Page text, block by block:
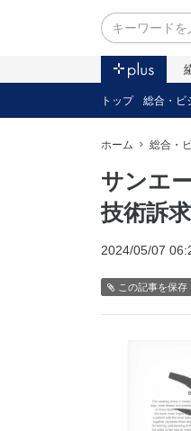
トップ 総合・ビ
ホーム 総合・
サンエ
技術訴求
2024/05/07
この記事を保存